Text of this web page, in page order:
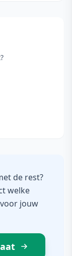
de rest?
welke
jouw